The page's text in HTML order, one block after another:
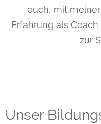
euch, mit
Erfahrung als
zur
Unser